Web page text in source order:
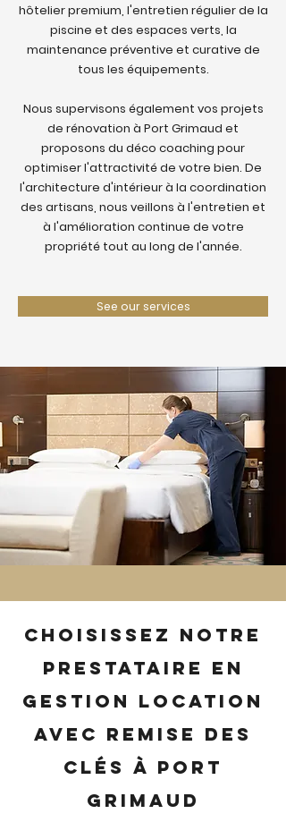
hôtelier premium, l'entretien régulier de la
piscine et des espaces verts, la
maintenance préventive et curative de
tous les équipements.
Nous supervisons également vos projets
de rénovation à Port Grimaud et
proposons du déco coaching pour
optimiser l'attractivité de votre bien. De
l'architecture d'intérieur à la coordination
des artisans, nous veillons à l'entretien et
à l'amélioration continue de votre
propriété tout au long de l'année.
See our services
Choisissez notre
prestataire en
gestion location
avec remise des
clés à Port
Grimaud